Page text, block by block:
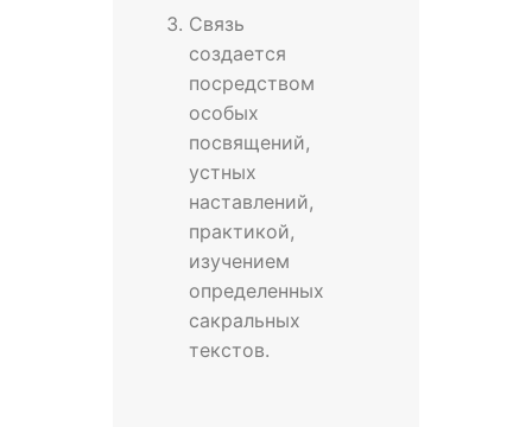
Связь
создается
посредством
особых
посвящений,
устных
наставлений,
практикой,
изучением
определенных
сакральных
текстов.